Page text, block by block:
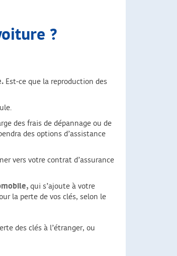
?
Est-ce que la reproduction des
des frais de dépannage ou de
des options d’assistance
vers votre contrat d’assurance
qui s’ajoute à votre
la perte de vos clés, selon le
des clés à l’étranger, ou